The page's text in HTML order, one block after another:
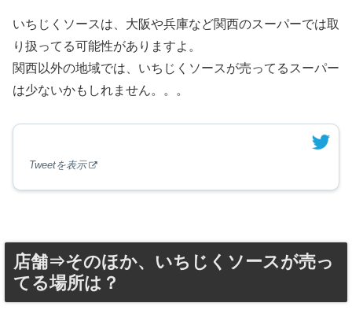
いちじくソースは、大阪や兵庫など関西のスーパーでは取
り扱ってる可能性がありますよ。
関西以外の地域では、いちじくソースが売ってるスーパー
は少ないかもしれません。。。
Tweetを表示
店舗⇒そのほか、いちじくソースが売っ
てる場所は？